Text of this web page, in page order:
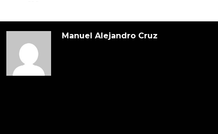
Manuel Alejandro Cruz